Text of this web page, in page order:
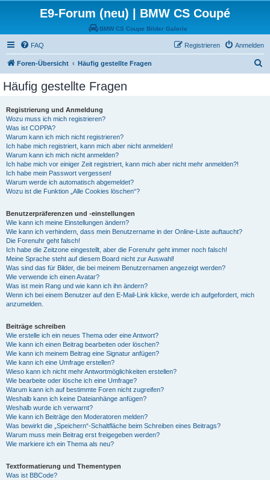
E9-Forum (neu) | BMW CS Coupé
BMW CS Coupe Bilder Galerie
FAQ Anmelden
Registrieren
Foren-Übersicht Häufig gestellte Fragen
Häufig gestellte Fragen
Registrierung und Anmeldung
Wozu muss ich mich registrieren?
Was ist COPPA?
Warum kann ich mich nicht registrieren?
Ich habe mich registriert, kann mich aber nicht anmelden!
Warum kann ich mich nicht anmelden?
Ich habe mich vor einiger Zeit registriert, kann mich aber nicht mehr anmelden?!
Ich habe mein Passwort vergessen!
Warum werde ich automatisch abgemeldet?
Wozu ist die Funktion „Alle Cookies löschen“?
Benutzerpräferenzen und -einstellungen
Wie kann ich meine Einstellungen ändern?
Wie kann ich verhindern, dass mein Benutzername in der Online-Liste auftaucht?
Die Forenuhr geht falsch!
Ich habe die Zeitzone eingestellt, aber die Forenuhr geht immer noch falsch!
Meine Sprache steht auf diesem Board nicht zur Auswahl!
Was sind das für Bilder, die bei meinem Benutzernamen angezeigt werden?
Wie verwende ich einen Avatar?
Was ist mein Rang und wie kann ich ihn ändern?
Wenn ich bei einem Benutzer auf den E-Mail-Link klicke, werde ich aufgefordert, mich
anzumelden.
Beiträge schreiben
Wie erstelle ich ein neues Thema oder eine Antwort?
Wie kann ich einen Beitrag bearbeiten oder löschen?
Wie kann ich meinem Beitrag eine Signatur anfügen?
Wie kann ich eine Umfrage erstellen?
Wieso kann ich nicht mehr Antwortmöglichkeiten erstellen?
Wie bearbeite oder lösche ich eine Umfrage?
Warum kann ich auf bestimmte Foren nicht zugreifen?
Weshalb kann ich keine Dateianhänge anfügen?
Weshalb wurde ich verwarnt?
Wie kann ich Beiträge den Moderatoren melden?
Was bewirkt die „Speichern“-Schaltfläche beim Schreiben eines Beitrags?
Warum muss mein Beitrag erst freigegeben werden?
Wie markiere ich ein Thema als neu?
Textformatierung und Thementypen
Was ist BBCode?